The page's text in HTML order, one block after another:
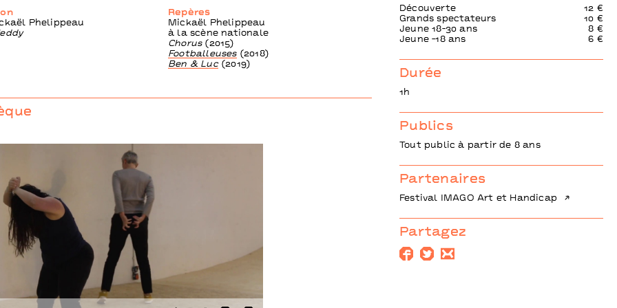
Phelippeau
Repères
Mickaël Phelippeau
à la scène nationale
Chorus(2015)
Footballeuses(2018)
Ben & Luc(2019)
Découverte
12 €
Grands spectateurs
10 €
Jeune 18-30 ans
8 €
Jeune -18 ans
6 €
Durée
1h
Publics
Tout public à partir de 8 ans
Partenaires
Festival IMAGO Art et Handicap
Partagez